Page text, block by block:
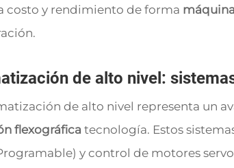
costo y rendimiento de forma
de alto nivel:
de alto nivel representa un
flexográfica tecnología. Estos
y control de motores